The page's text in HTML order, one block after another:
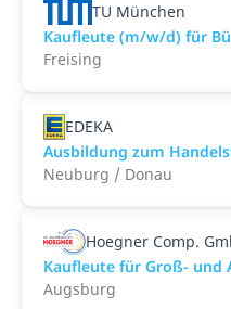
TU München
Kaufleute (m/w/d) für
Freising
EDEKA
Ausbildung zum
Neuburg / Donau
Hoegner Comp.
Kaufleute für Groß-
Augsburg